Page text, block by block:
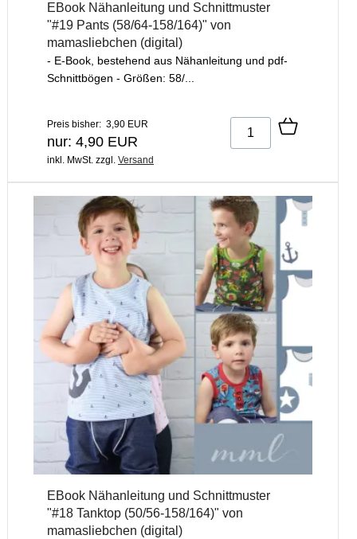
EBook Nähanleitung und Schnittmuster
"#19 Pants (58/64-158/164)" von
mamasliebchen (digital)
- E-Book, bestehend aus Nähanleitung und pdf-
Schnittbögen - Größen: 58/...
Preis bisher: 3,90 EUR
nur: 4,90 EUR
inkl. MwSt. zzgl. Versand
EBook Nähanleitung und Schnittmuster
"#18 Tanktop (50/56-158/164)" von
mamasliebchen (digital)